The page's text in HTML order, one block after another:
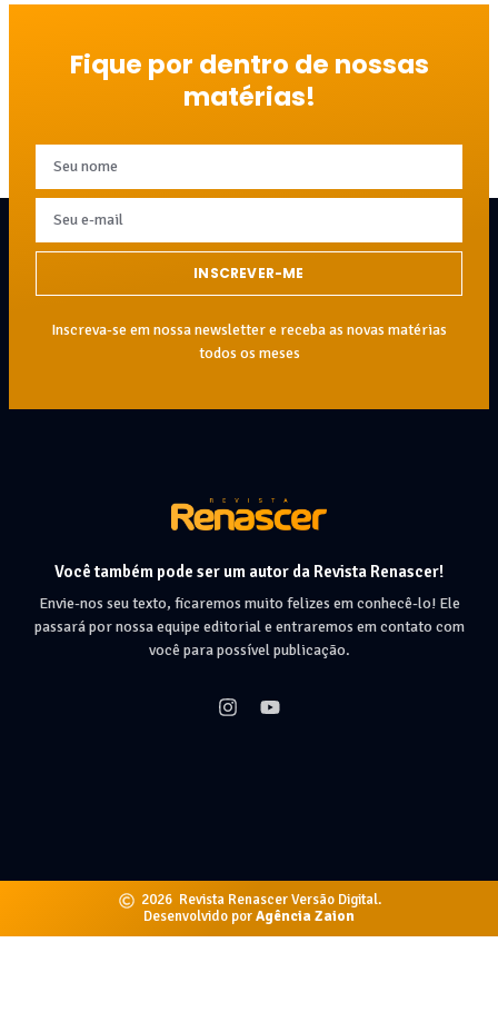
Fique por dentro de nossas
matérias!
INSCREVER-ME
Inscreva-se em nossa newsletter e receba as novas matérias
todos os meses
Você também pode ser um autor da Revista Renascer!
Envie-nos seu texto, ficaremos muito felizes em conhecê-lo! Ele
passará por nossa equipe editorial e entraremos em contato com
você para possível publicação.
2026 Revista Renascer Versão Digital.
Desenvolvido porAgência Zaion